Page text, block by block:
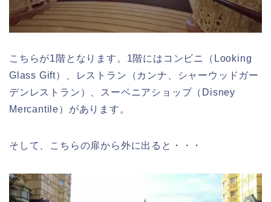
こちらが1階となります。1階にはコンビニ（Looking
Glass Gift）、レストラン（カンナ、シャーウッドガー
デンレストラン）、スーベニアショップ（Disney
Mercantile）があります。
そして、こちらの扉から外に出ると・・・